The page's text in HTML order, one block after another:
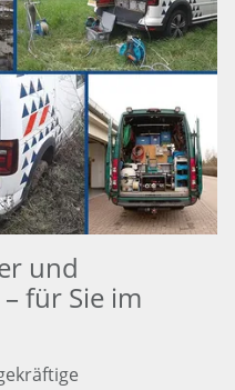
und
für Sie im